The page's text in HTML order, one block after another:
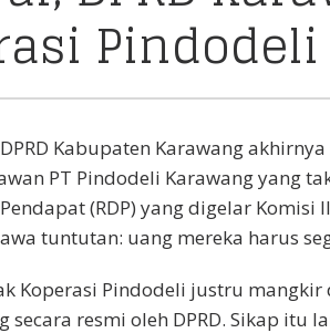
Dibayar,
DPRD
Karawang
Koperasi
Pindodeli
Kabupaten Karawang
PT Pindodeli Karawang yang
(RDP) yang digelar Komisi
tuntutan: uang mereka harus
Koperasi Pindodeli justru
secara resmi oleh DPRD. Sikap itu